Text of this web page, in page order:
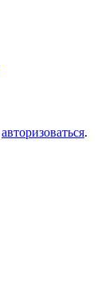
авторизоваться.